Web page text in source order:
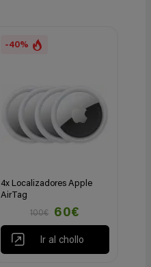
-40%
4x Localizadores Apple
AirTag
100€
60€
Ir al chollo